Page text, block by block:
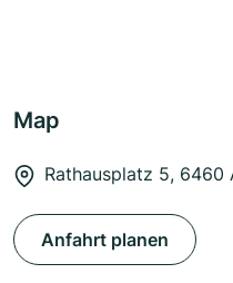
Map
Rathausplatz 5,
Anfahrt planen